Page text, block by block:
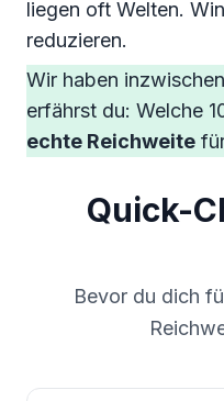
liegen oft Welten.
reduzieren.
Wir haben inzwischen
erfährst du: Welche
echte Reichweite
Quick-
Bevor du dich